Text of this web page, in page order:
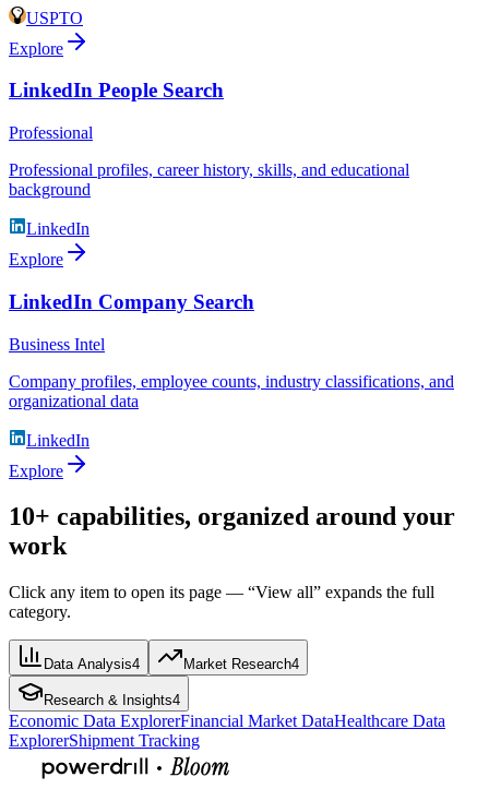
USPTO
Explore
LinkedIn People Search
Professional
Professional profiles, career history, skills, and educational
background
LinkedIn
Explore
LinkedIn Company Search
Business Intel
Company profiles, employee counts, industry classifications, and
organizational data
LinkedIn
Explore
10+ capabilities, organized around your
work
Click any item to open its page — “View all” expands the full
category.
Data Analysis4 Market Research4
Research & Insights4
Economic Data ExplorerFinancial Market DataHealthcare Data
ExplorerShipment Tracking